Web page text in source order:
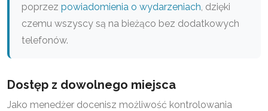
poprzez powiadomienia o wydarzeniach, dzięki
czemu wszyscy są na bieżąco bez dodatkowych
telefonów.
Dostęp z dowolnego miejsca
Jako menedżer docenisz możliwość kontrolowania